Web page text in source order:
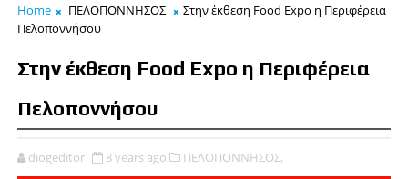
Home ΠΕΛΟΠΟΝΝΗΣΟΣ
Στην έκθεση Food Expo η Περιφέρεια
Πελοποννήσου
Στην έκθεση Food Expo η Περιφέρεια
Πελοποννήσου
diogeditor 8 years ago ΠΕΛΟΠΟΝΝΗΣΟΣ,